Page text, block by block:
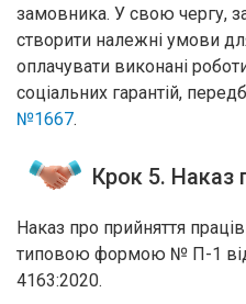
замовника. У свою чергу,
створити належні умови
оплачувати виконані
соціальних гарантій,
№1667.
Крок 5. Наказ
Наказ про прийняття
типовою формою № П-1
4163:2020.